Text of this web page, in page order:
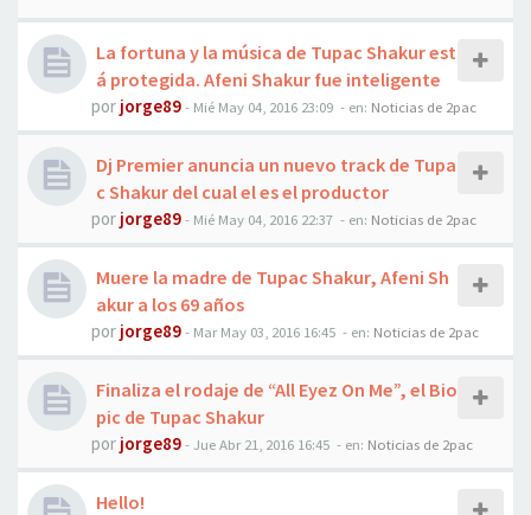
La fortuna y la música de Tupac Shakur est
á protegida. Afeni Shakur fue inteligente
por jorge89- Mié May 04, 2016 23:09 - en: Noticias de 2pac
Dj Premier anuncia un nuevo track de Tupa
c Shakur del cual el es el productor
por jorge89- Mié May 04, 2016 22:37 - en: Noticias de 2pac
Muere la madre de Tupac Shakur, Afeni Sh
akur a los 69 años
por jorge89- Mar May 03, 2016 16:45 - en: Noticias de 2pac
Finaliza el rodaje de “All Eyez On Me”, el Bio
pic de Tupac Shakur
por jorge89-Jue Abr 21, 2016 16:45 - en: Noticias de 2pac
Hello!